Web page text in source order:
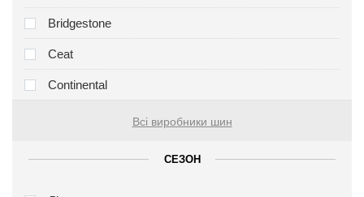
Bridgestone
Ceat
Continental
Всі виробники шин
СЕЗОН